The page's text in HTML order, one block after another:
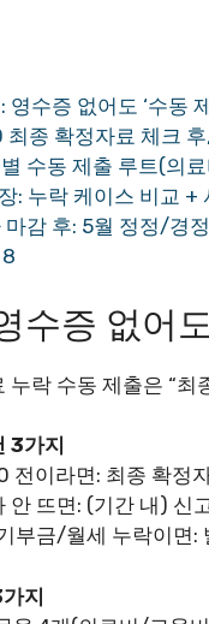
영수증 없어도 ‘수동
최종 확정자료 체크
수동 제출 루트(의
: 누락 케이스 비교 +
마감 후: 5월 정정/경
8
수증 없어
누락 수동 제출은 “
3가지
전이라면: 최종 확정
안 뜨면: (기간 내) 신
부금/월세 누락이면:
지